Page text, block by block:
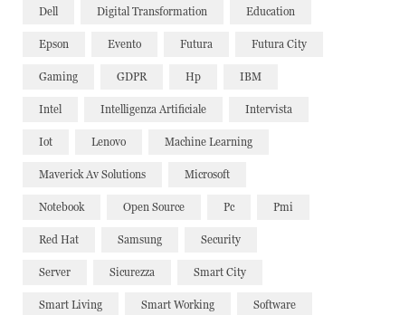
Dell Digital Transformation Education
Epson Evento Futura Futura City
Gaming GDPR Hp IBM
Intel Intelligenza Artificiale Intervista
Iot Lenovo Machine Learning
Maverick Av Solutions Microsoft
Notebook Open Source Pc Pmi
Red Hat Samsung Security
Server Sicurezza Smart City
Smart Living Smart Working Software